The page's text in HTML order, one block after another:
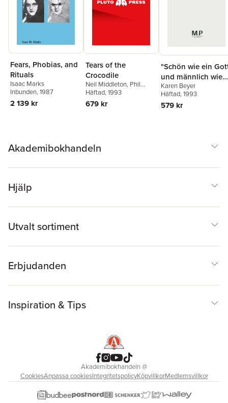
Fears, Phobias, and
Rituals
Isaac Marks
Inbunden, 1987
2 139 kr
Tears of the
Crocodile
Neil Middleton, Phil
O’Keefe,Sam Moyo
Häftad, 1993
679 kr
"Schön wie ein
und männlich wie
ein Held"
Karen Beyer
Häftad, 1993
579 kr
Akademibokhandeln
Hjälp
Utvalt sortiment
Erbjudanden
Inspiration & Tips
Akademibokhandeln@
CookiesAnpassa cookiesIntegritetspolicyKöpvillkorMedlemsvillkor